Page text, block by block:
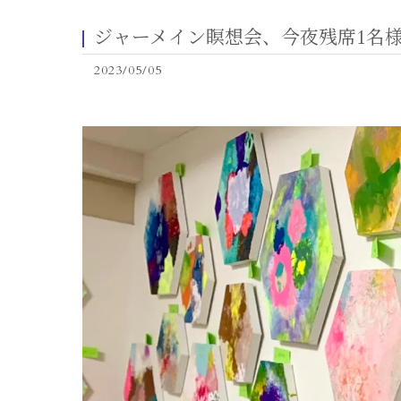
ジャーメイン瞑想会、今夜残席1名
2023/05/05